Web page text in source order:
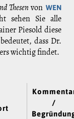
Thesenvon WEN
sehen Sie alle
Piesold diese
bedeutet, dass Dr.
wichtig findet.
/